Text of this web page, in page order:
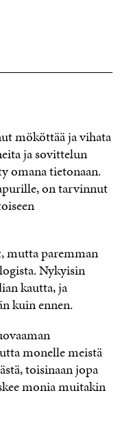
mököttää ja vihata
ja sovittelun
omana tietonaan.
on tarvinnut
mutta paremman
Nykyisin
kautta, ja
kuin ennen.
monelle meistä
toisinaan jopa
monia muitakin